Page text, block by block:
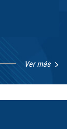
Ver más